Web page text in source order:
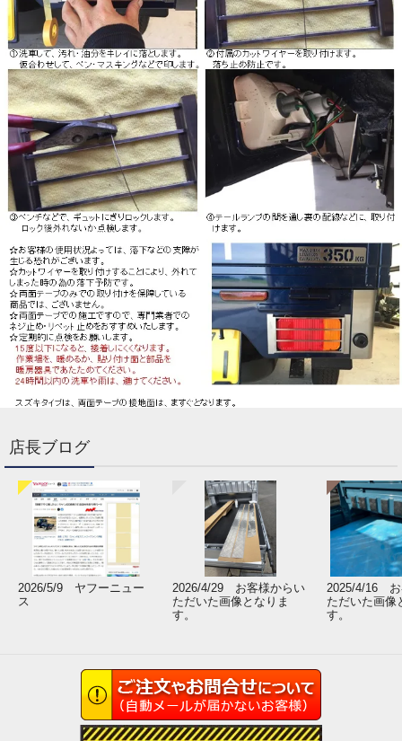
店長ブログ
2026/5/9 ヤフーニュー
ス
2026/4/29 お客様からい
ただいた画像となりま
す。
2025/4/16 お
ただいた画像
す。